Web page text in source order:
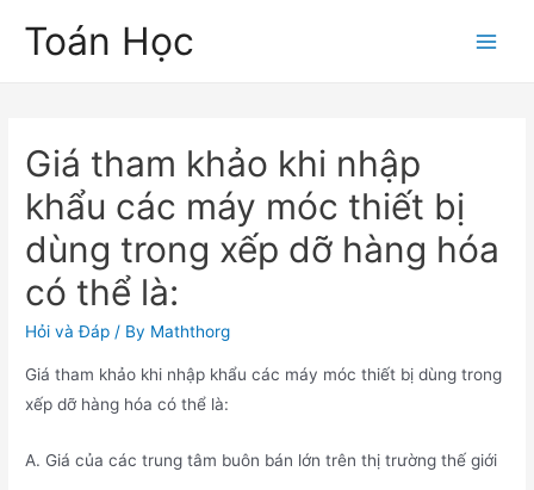
Toán Học
Giá tham khảo khi nhập
khẩu các máy móc thiết bị
dùng trong xếp dỡ hàng hóa
có thể là:
Hỏi và Đáp / By Maththorg
Giá tham khảo khi nhập khẩu các máy móc thiết bị dùng trong
xếp dỡ hàng hóa có thể là:
A. Giá của các trung tâm buôn bán lớn trên thị trường thế giới